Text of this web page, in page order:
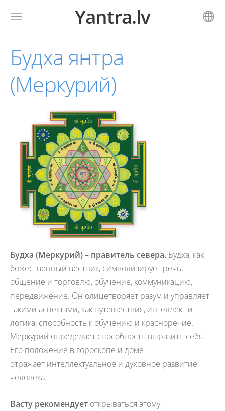
Yantra.lv
Будха янтра
(Меркурий)
Будха (Меркурий) – правитель севера. Будха, как
божественный вестник, символизирует речь,
общение и торговлю, обучение, коммуникацию,
передвижение. Он олицетворяет разум и управляет
такими аспектами, как путешествия, интеллект и
логика, способность к обучению и красноречие.
Меркурий определяет способность выразить себя.
Его положение в гороскопе и доме
отражает интеллектуальное и духовное развитие
человека.
Васту рекомендует открываться этому